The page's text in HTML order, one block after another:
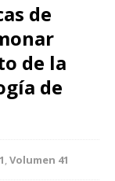
de
de la
de
,Volumen 41